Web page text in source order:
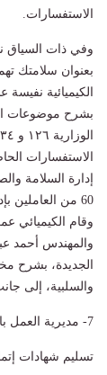
الاستفسارات.
وفي ذات السياق
بعنوان سلامتك
الكيميائية
بشرح موضوعات
إدارة السلامة
60 من العاملين
وقام الكيميائي
والمهندس أحمد
الجديدة، بشرح
والسلبية، إلى جانب شرح
7- مديرية العمل بالبحر الأحمر
تسليم شهادات إتمام دورة